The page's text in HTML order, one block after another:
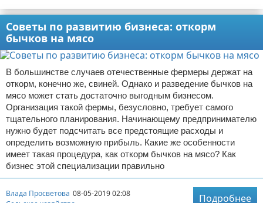
Советы по развитию бизнеса: откорм
бычков на мясо
В большинстве случаев отечественные фермеры держат на
откорм, конечно же, свиней. Однако и разведение бычков на
мясо может стать достаточно выгодным бизнесом.
Организация такой фермы, безусловно, требует самого
тщательного планирования. Начинающему предпринимателю
нужно будет подсчитать все предстоящие расходы и
определить возможную прибыль. Какие же особенности
имеет такая процедура, как откорм бычков на мясо? Как
бизнес этой специализации правильно
Влада Просветова 08-05-2019 02:08
Подробнее